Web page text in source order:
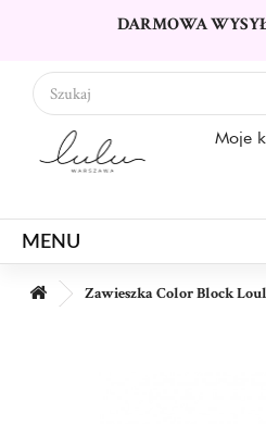
DARMOWA
Moje
MENU
Zawieszka Color Block